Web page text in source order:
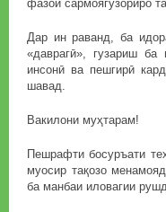
фазои сармоягузориро
Дар ин раванд, ба
«даврагӣ», гузариш
инсонӣ ва пешгирӣ
шавад.
Вакилони муҳтарам!
Пешрафти босуръати
муосир тақозо
ба манбаи иловагии